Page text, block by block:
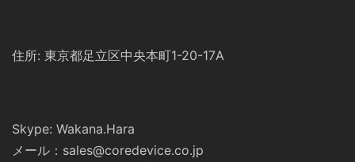
住所: 東京都足立区中央本町1-20-17A
Skype: Wakana.Hara
メール：sales@coredevice.co.jp